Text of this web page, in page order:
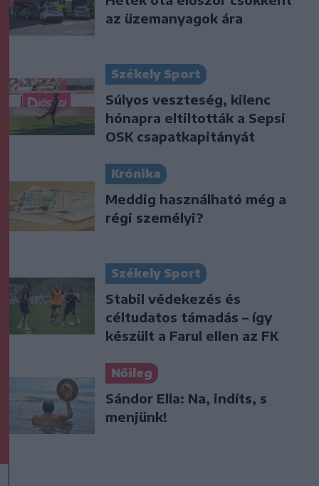
az üzemanyagok ára
Székely Sport
Súlyos veszteség, kilenc
hónapra eltiltották a Sepsi
OSK csapatkapitányát
Krónika
Meddig használható még a
régi személyi?
Székely Sport
Stabil védekezés és
céltudatos támadás – így
készült a Farul ellen az FK
Nőileg
Sándor Ella: Na, indíts, s
menjünk!